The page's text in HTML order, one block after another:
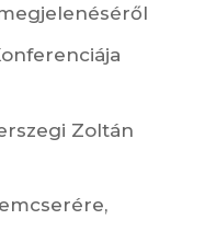
Zoltán